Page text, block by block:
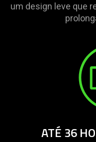
um design leve que
ATÉ 36